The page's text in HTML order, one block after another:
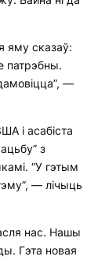
яму сказаў:
патрэбны.
—
і асабіста
з
“У гэтым
— лічыць
нас. Нашы
Гэта новая